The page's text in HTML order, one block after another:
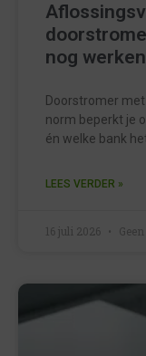
nog werken
Doorstromer
norm beperkt je
én welke bank
LEES VERDER »
16 juli 2026